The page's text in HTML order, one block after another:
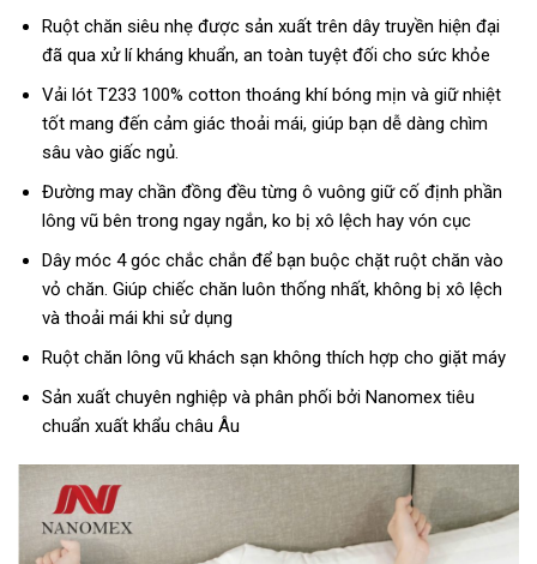
Ruột chăn siêu nhẹ được sản xuất trên dây truyền hiện đại
đã qua xử lí kháng khuẩn, an toàn tuyệt đối cho sức khỏe
Vải lót T233 100% cotton thoáng khí bóng mịn và giữ nhiệt
tốt mang đến cảm giác thoải mái, giúp bạn dễ dàng chìm
sâu vào giấc ngủ.
Đường may chần đồng đều từng ô vuông giữ cố định phần
lông vũ bên trong ngay ngắn, ko bị xô lệch hay vón cục
Dây móc 4 góc chắc chắn để bạn buộc chặt ruột chăn vào
vỏ chăn. Giúp chiếc chăn luôn thống nhất, không bị xô lệch
và thoải mái khi sử dụng
Ruột chăn lông vũ khách sạn không thích hợp cho giặt máy
Sản xuất chuyên nghiệp và phân phối bởi Nanomex tiêu
chuẩn xuất khẩu châu Âu